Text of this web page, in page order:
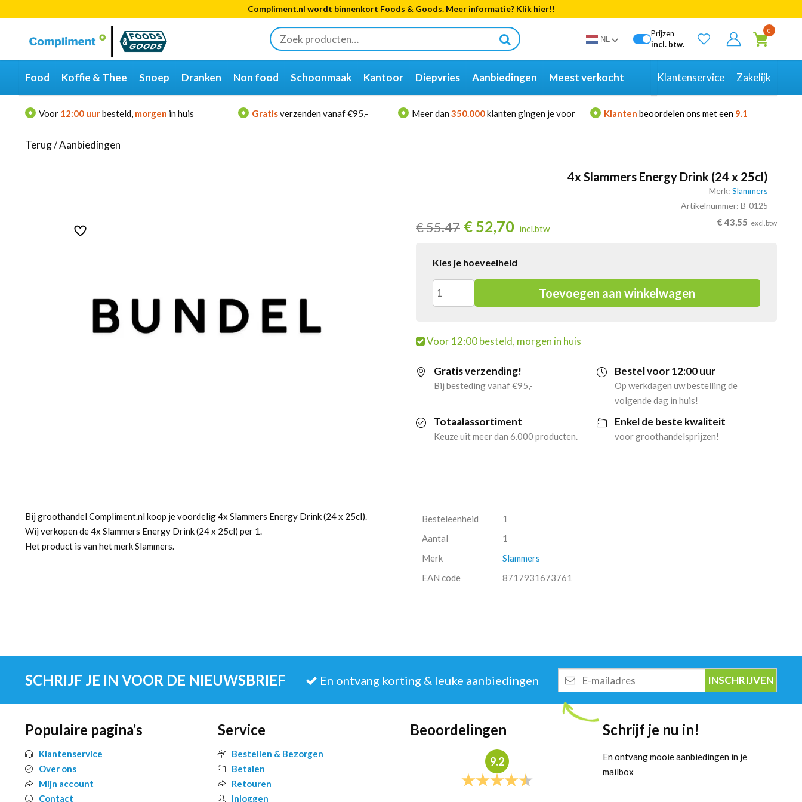
Compliment.nl wordt binnenkort Foods & Goods. Meer informatie? Klik hier!!
Zoeken
naar:
Categorieën
Merken
NL
Prijzen
incl. btw.
0
Food Koffie & Thee Snoep Dranken Non food Schoonmaak Kantoor Diepvries Aanbiedingen Meest verkocht Klantenservice Zakelijk
Voor 12:00 uurbesteld, morgen in huis Gratisverzenden vanaf €95,- Meer dan 350.000klanten gingen je voor Klanten beoordelen ons met een 9.1
Terug/Aanbiedingen
4x Slammers Energy Drink (24 x 25cl)
Merk: Slammers
Artikelnummer: B-0125
€55.47 € 52,70 incl.btw
€ 43,55 excl.btw
Kies je hoeveelheid
4x
Energy
Drink
Toevoegen aan winkelwagen
Voor 12:00 besteld, morgen in huis
Gratis verzending!
Bij besteding vanaf €95,-
Bestel voor 12:00 uur
Op werkdagen uw bestelling de
volgende dag in huis!
Totaalassortiment
Keuze uit meer dan 6.000 producten.
Enkel de beste kwaliteit
voor groothandelsprijzen!
Bij groothandel Compliment.nl koop je voordelig 4x Slammers Energy Drink (24 x 25cl).
Wij verkopen de 4x Slammers Energy Drink (24 x 25cl) per 1.
Het product is van het merk Slammers.
Besteleenheid
1
Aantal
1
Merk
Slammers
EAN code
8717931673761
SCHRIJF JE IN VOOR DE NIEUWSBRIEF En ontvang korting & leuke aanbiedingen
mailadres
Populaire pagina’s
Klantenservice
Over ons
Mijn account
Contact
Service
Bestellen & Bezorgen
Betalen
Retouren
Inloggen
Beoordelingen
9.2
Schrijf je nu in!
En ontvang mooie aanbiedingen in je
mailbox